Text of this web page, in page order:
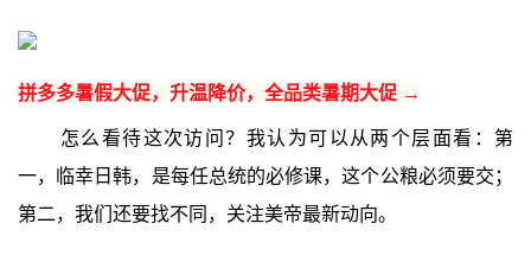
拼多多暑假大促，升温降价，全品类暑期大促 →
怎么看待这次访问？我认为可以从两个层面看：第
一，临幸日韩，是每任总统的必修课，这个公粮必须要交；
第二，我们还要找不同，关注美帝最新动向。